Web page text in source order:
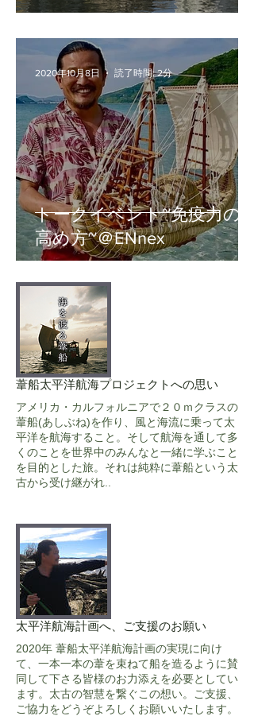
トークイベント~免疫力の
高め方~＠ENnex
2020年10月8日 読了時間: 2分
葦船太平洋航海プロジェクトへの思い
アメリカ・カルフォルニアで２０ｍクラスの
葦船(あしぶね)を作り、風と海流に乗って太
平洋を航海すること。そして航海を通して多
くのことを世界中のみんなと一緒に学ぶこと
を目的とした旅。それは純粋に葦船という太
古から受け継がれ..
太平洋航海計画へ、ご支援のお願い
2020年 葦船太平洋航海計画の実現に向け
て、一本一本の葦を束ねて船を造るように賛
同して下さる皆様のお力添えを必要としてい
ます。 太古の智慧を繋ぐこの想い。ご支援、
ご協力をどうぞよろしくお願いいたします。